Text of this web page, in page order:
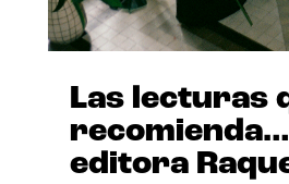
Las lecturas
editora